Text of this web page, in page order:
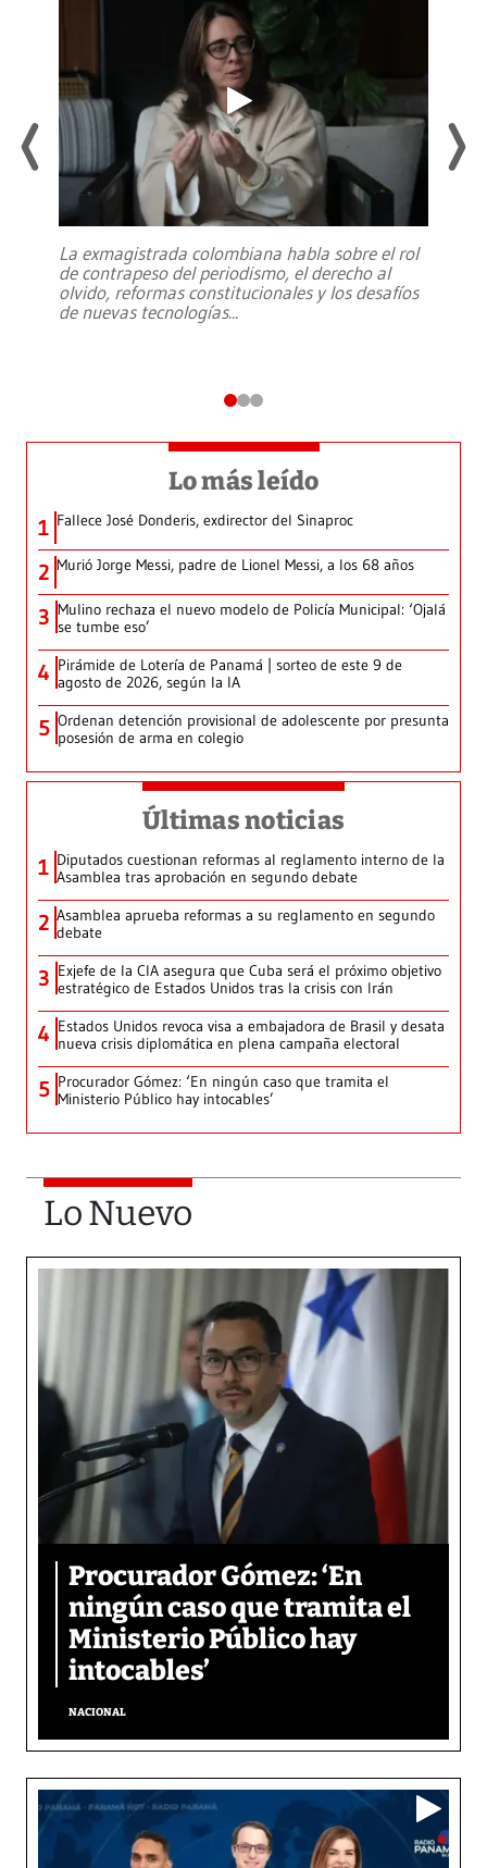
La exmagistrada colombiana habla sobre el rol
de contrapeso del periodismo, el derecho al
olvido, reformas constitucionales y los desafíos
de nuevas tecnologías...
Lo más leído
1 Fallece José Donderis, exdirector del Sinaproc
2 Murió Jorge Messi, padre de Lionel Messi, a los 68 años
3 Mulino rechaza el nuevo modelo de Policía Municipal: ‘Ojalá
se tumbe eso’
4 Pirámide de Lotería de Panamá | sorteo de este 9 de
agosto de 2026, según la IA
5 Ordenan detención provisional de adolescente por presunta
posesión de arma en colegio
Últimas noticias
1 Diputados cuestionan reformas al reglamento interno de la
Asamblea tras aprobación en segundo debate
2 Asamblea aprueba reformas a su reglamento en segundo
debate
3 Exjefe de la CIA asegura que Cuba será el próximo objetivo
estratégico de Estados Unidos tras la crisis con Irán
4 Estados Unidos revoca visa a embajadora de Brasil y desata
nueva crisis diplomática en plena campaña electoral
5 Procurador Gómez: ‘En ningún caso que tramita el
Ministerio Público hay intocables’
Lo Nuevo
Procurador Gómez: ‘En
ningún caso que tramita el
Ministerio Público hay
intocables’
NACIONAL